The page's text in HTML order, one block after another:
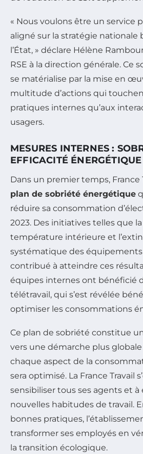
« Nous voulons être un service
aligné sur la stratégie nationale
l’État, » déclare Hélène
RSE à la direction générale. Ce
se matérialise par la mise en
multitude d’actions qui
pratiques internes qu’aux
usagers.
MESURES INTERNES :
EFFICACITÉ ÉNERGÉTIQUE
Dans un premier temps, France
plan de sobriété énergétique
réduire sa consommation
2023. Des initiatives telles que
température intérieure et
systématique des
contribué à atteindre ces
équipes internes ont bénéficié
télétravail, qui s’est révélée
optimiser les consommations
Ce plan de sobriété constitue
vers une démarche plus
chaque aspect de la
sera optimisé. La France Travail
sensibiliser tous ses agents et à
nouvelles habitudes de travail.
bonnes pratiques,
transformer ses employés en
la transition écologique.